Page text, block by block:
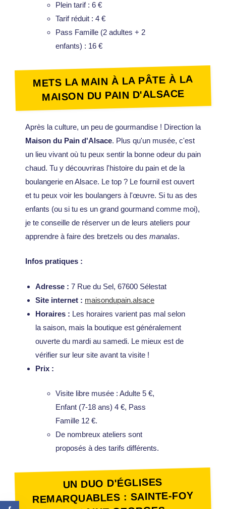
Plein tarif : 6 €
Tarif réduit : 4 €
Pass Famille (2 adultes + 2
enfants) : 16 €
METS LA MAIN À LA PÂTE À LA
MAISON DU PAIN D'ALSACE
Après la culture, un peu de gourmandise ! Direction la
Maison du Pain d'Alsace. Plus qu'un musée, c'est
un lieu vivant où tu peux sentir la bonne odeur du pain
chaud. Tu y découvriras l'histoire du pain et de la
boulangerie en Alsace. Le top ? Le fournil est ouvert
et tu peux voir les boulangers à l'œuvre. Si tu as des
enfants (ou si tu es un grand gourmand comme moi),
je te conseille de réserver un de leurs ateliers pour
apprendre à faire des bretzels ou des manalas.
Infos pratiques :
Adresse : 7 Rue du Sel, 67600 Sélestat
Site internet : maisondupain.alsace
Horaires : Les horaires varient pas mal selon
la saison, mais la boutique est généralement
ouverte du mardi au samedi. Le mieux est de
vérifier sur leur site avant ta visite !
Prix :
Visite libre musée : Adulte 5 €,
Enfant (7-18 ans) 4 €, Pass
Famille 12 €.
De nombreux ateliers sont
proposés à des tarifs différents.
UN DUO D'ÉGLISES
REMARQUABLES : SAINTE-FOY